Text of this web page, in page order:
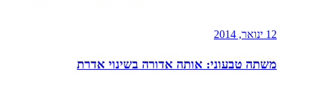
12 ינואר, 2014
משתה טבעוני: אותה אדורה בשינוי אדרת